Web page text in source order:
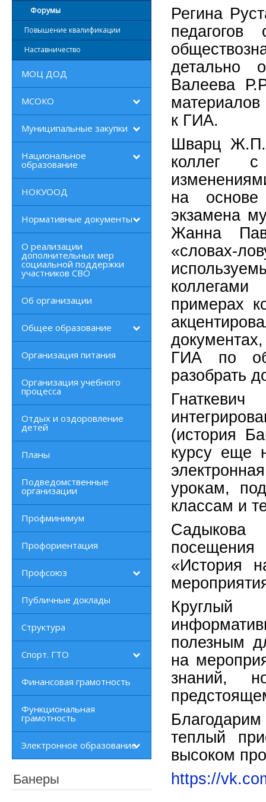
Форумы
Повышение квалификации
Наставничество
МОЦ ДОД
МСОКО
Муниципальные закупки
Национальное
образование
НОКУООД
Нормативные документы
О реализации
дополнительных мер
социальной поддержки
участников СВО
Об организации
Общее образование
Организация питания
Организация учебного
процесса
Отдых и оздоровление
детей
Планы
Подведомственные
организации
Профминимум
Профориентация
Профсоюз
Публичные доклады
Структура
Спорт. ГТО
Финансовая грамотность
Функциональная
грамотность
Электронное образование
Банеры
Регина
детально
Валеева
материалов
к ГИА.
Шварц
коллег
на основе
экзамена
Жанна
«словах-
примерах
ГИА по
разобрать
(история
курсу еще
урокам,
классам и
Садыкова
«История
Круглый
полезным
на
знаний,
теплый
высоком
https://